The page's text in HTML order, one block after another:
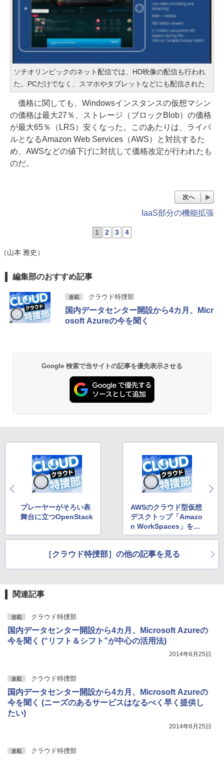
ソチオリンピックのネット配信では、HD映像の配信も行われ
た。PCだけでなく、スマホやタブレットなどにも配信された
価格に関しても、Windowsインスタンスの仮想マシン
の価格は最大27％、ストレージ（ブロックBlob）の価格
が最大65％（LRS）安くなった。このあたりは、ライバ
ルとなるAmazon Web Services（AWS）と対抗するた
め、AWSなどの値下げに対抗して価格改定が行われたも
のだ。
次へ
IaaS部分の機能拡張
1 2 3 4
（山本 雅史）
編集部のおすすめ記事
連載 クラウド特捜部
国内データセンター開設から4カ月、Micr
osoft Azureの今を聞く
Google 検索で当サイトの記事を優先表示させる
プレーヤーがそろい表
舞台に立つOpenStack
AWSのクラウド型仮想
デスクトップ「Amazo
n WorkSpaces」を試
す
［クラウド特捜部］の他の記事を見る
関連記事
連載 クラウド特捜部
国内データセンター開設から4カ月、Microsoft Azureの
今を聞く (“リフト＆シフト”が中心の活用法)
2014年6月25日
連載 クラウド特捜部
国内データセンター開設から4カ月、Microsoft Azureの
今を聞く (ニーズのあるサービスはなるべく早く提供し
たい)
2014年6月25日
連載 クラウド特捜部